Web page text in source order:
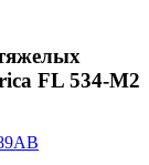
FL 534-M2